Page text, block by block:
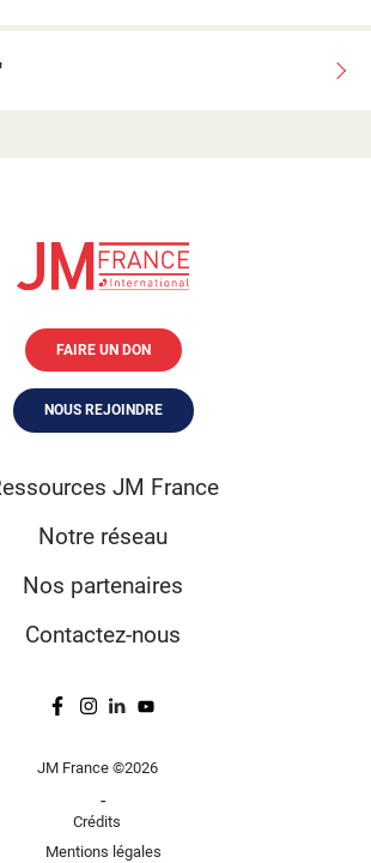
FAIRE UN DON
NOUS REJOINDRE
JM France
Notre réseau
Nos partenaires
Contactez-nous
JM France ©2026
-
Crédits
Mentions légales